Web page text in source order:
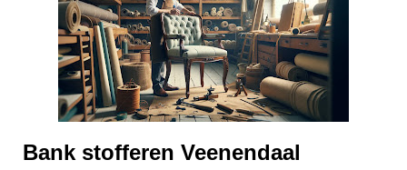
Bank stofferen Veenendaal